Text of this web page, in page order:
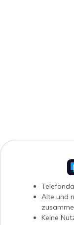
Alte und
Keine